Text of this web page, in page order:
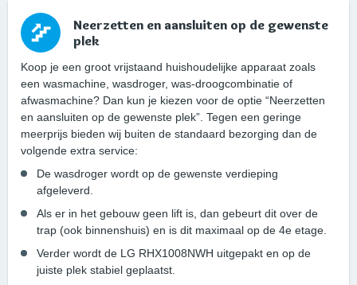
Neerzetten en aansluiten op de gewenste
plek
Koop je een groot vrijstaand huishoudelijke apparaat zoals
een wasmachine, wasdroger, was-droogcombinatie of
afwasmachine? Dan kun je kiezen voor de optie “Neerzetten
en aansluiten op de gewenste plek”. Tegen een geringe
meerprijs bieden wij buiten de standaard bezorging dan de
volgende extra service:
De wasdroger wordt op de gewenste verdieping
afgeleverd.
Als er in het gebouw geen lift is, dan gebeurt dit over de
trap (ook binnenshuis) en is dit maximaal op de 4e etage.
Verder wordt de LG RHX1008NWH uitgepakt en op de
juiste plek stabiel geplaatst.